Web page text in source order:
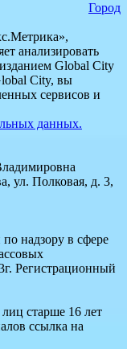
Город
анализировать
Global City
City, вы
сервисов и
данных.
ул. Полковая, д. 3,
надзору в сфере
Регистрационный
старше 16 лет
ссылка на